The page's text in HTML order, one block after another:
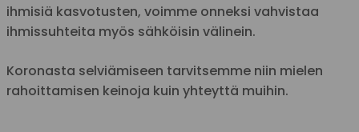
ihmisiä kasvotusten, voimme onneksi vahvistaa
ihmissuhteita myös sähköisin välinein.
Koronasta selviämiseen tarvitsemme niin mielen
rahoittamisen keinoja kuin yhteyttä muihin.